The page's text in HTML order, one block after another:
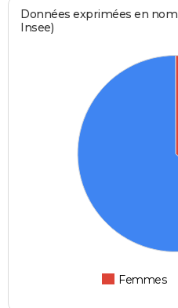
Données exprimées en
Insee)
Femmes